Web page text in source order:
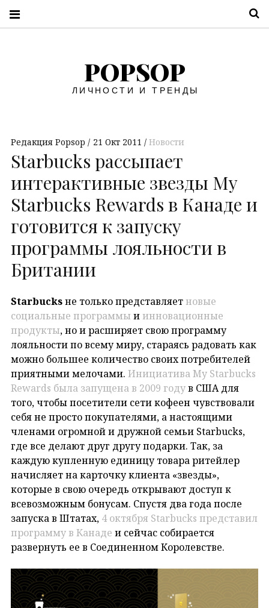
POPSOP
ЛИЧНОСТИ И ТРЕНДЫ
Редакция Popsop 21 Окт 2011 Новости
Starbucks рассыпает
интерактивные звезды My
Starbucks Rewards в Канаде и
готовится к запуску
программы лояльности в
Британии
Starbucksне только представляет новые
социальные программы и инновационные
продукты, но и расширяет свою программу
лояльности по всему миру, стараясь радовать как
можно большее количество своих потребителей
приятными мелочами. Инициатива My Starbucks
Rewards была запущена в 2009 годув США для
того, чтобы посетители сети кофеен чувствовали
себя не просто покупателями, а настоящими
членами огромной и дружной семьи Starbucks,
где все делают друг другу подарки. Так, за
каждую купленную единицу товара ритейлер
начисляет на карточку клиента «звезды»,
которые в свою очередь открывают доступ к
всевозможным бонусам. Спустя два года после
запуска в Штатах, 4 октября Starbucks представил
программу в Канаде и сейчас собирается
развернуть ее в Соединенном Королевстве.